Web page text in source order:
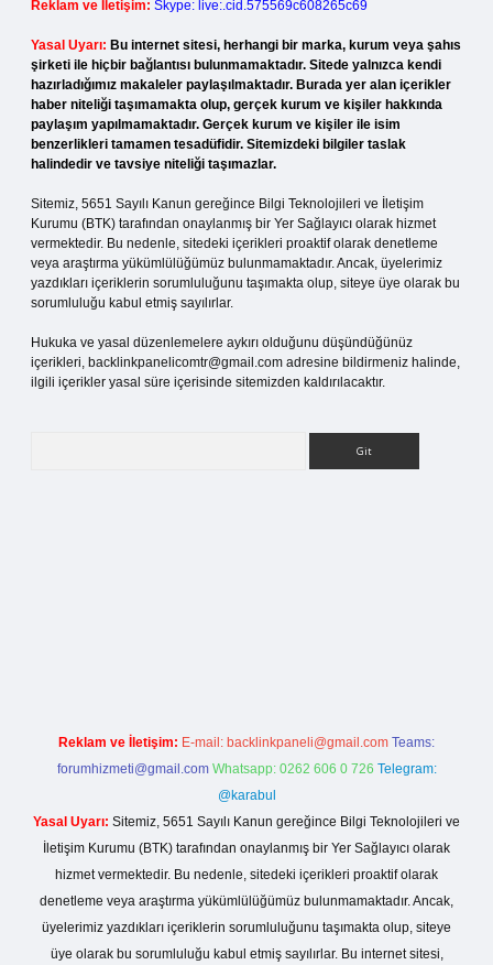
Reklam ve İletişim: Skype: live:.cid.575569c608265c69
Yasal Uyarı: Bu internet sitesi, herhangi bir marka, kurum veya şahıs
şirketi ile hiçbir bağlantısı bulunmamaktadır. Sitede yalnızca kendi
hazırladığımız makaleler paylaşılmaktadır. Burada yer alan içerikler
haber niteliği taşımamakta olup, gerçek kurum ve kişiler hakkında
paylaşım yapılmamaktadır. Gerçek kurum ve kişiler ile isim
benzerlikleri tamamen tesadüfidir. Sitemizdeki bilgiler taslak
halindedir ve tavsiye niteliği taşımazlar.
Sitemiz, 5651 Sayılı Kanun gereğince Bilgi Teknolojileri ve İletişim
Kurumu (BTK) tarafından onaylanmış bir Yer Sağlayıcı olarak hizmet
vermektedir. Bu nedenle, sitedeki içerikleri proaktif olarak denetleme
veya araştırma yükümlülüğümüz bulunmamaktadır. Ancak, üyelerimiz
yazdıkları içeriklerin sorumluluğunu taşımakta olup, siteye üye olarak bu
sorumluluğu kabul etmiş sayılırlar.
Hukuka ve yasal düzenlemelere aykırı olduğunu düşündüğünüz
içerikleri, backlinkpanelicomtr@gmail.com adresine bildirmeniz halinde,
ilgili içerikler yasal süre içerisinde sitemizden kaldırılacaktır.
Reklam ve İletişim: E-mail: backlinkpaneli@gmail.com Teams:
forumhizmeti@gmail.com Whatsapp: 0262 606 0 726 Telegram:
@karabul
Yasal Uyarı: Sitemiz, 5651 Sayılı Kanun gereğince Bilgi Teknolojileri ve
İletişim Kurumu (BTK) tarafından onaylanmış bir Yer Sağlayıcı olarak
hizmet vermektedir. Bu nedenle, sitedeki içerikleri proaktif olarak
denetleme veya araştırma yükümlülüğümüz bulunmamaktadır. Ancak,
üyelerimiz yazdıkları içeriklerin sorumluluğunu taşımakta olup, siteye
üye olarak bu sorumluluğu kabul etmiş sayılırlar. Bu internet sitesi,